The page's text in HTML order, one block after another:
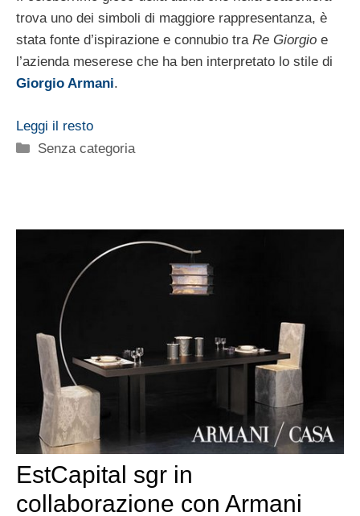
trova uno dei simboli di maggiore rappresentanza, è
stata fonte d’ispirazione e connubio tra Re Giorgio e
l’azienda meserese che ha ben interpretato lo stile di
Giorgio Armani.
Leggi il resto
Categorie
Senza categoria
EstCapital sgr in
collaborazione con Armani